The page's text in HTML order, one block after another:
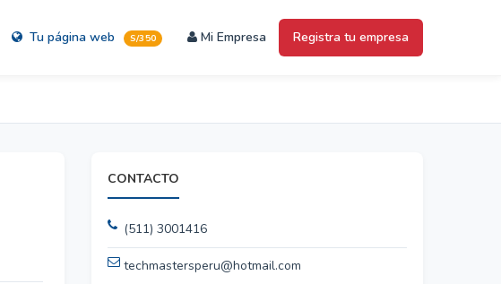
Tu página web S/350 Mi Empresa Registra tu empresa
CONTACTO
(511) 3001416
techmastersperu@hotmail.com